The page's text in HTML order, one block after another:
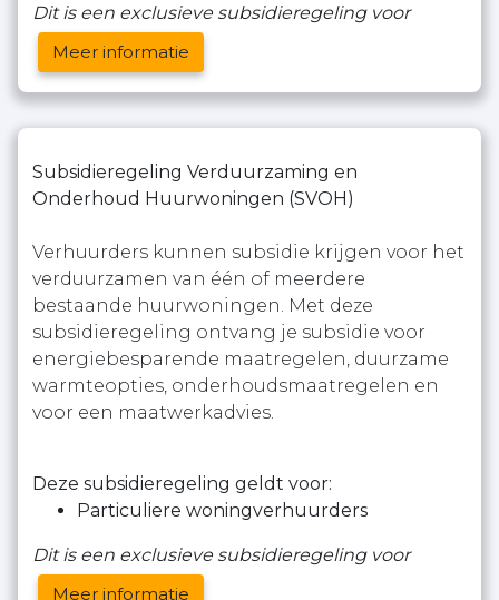
Dit is een exclusieve subsidieregeling voor
Meer informatie
Subsidieregeling Verduurzaming en
Onderhoud Huurwoningen (SVOH)
Verhuurders kunnen subsidie krijgen voor het
verduurzamen van één of meerdere
bestaande huurwoningen. Met deze
subsidieregeling ontvang je subsidie voor
energiebesparende maatregelen, duurzame
warmteopties, onderhoudsmaatregelen en
voor een maatwerkadvies.
Deze subsidieregeling geldt voor:
Particuliere woningverhuurders
Dit is een exclusieve subsidieregeling voor
Meer informatie